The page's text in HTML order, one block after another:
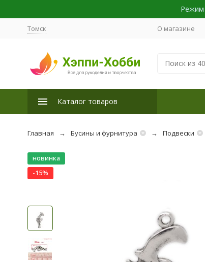
Режим
Томск О магазине
Каталог товаров
Главная Бусины и фурнитура Подвески
новинка
-15%